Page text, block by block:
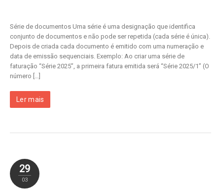
Série de documentos Uma série é uma designação que identifica
conjunto de documentos e não pode ser repetida (cada série é única).
Depois de criada cada documento é emitido com uma numeração e
data de emissão sequenciais. Exemplo: Ao criar uma série de
faturação “Série 2025”, a primeira fatura emitida será “Série 2025/1” (O
número […]
Ler mais
29
03